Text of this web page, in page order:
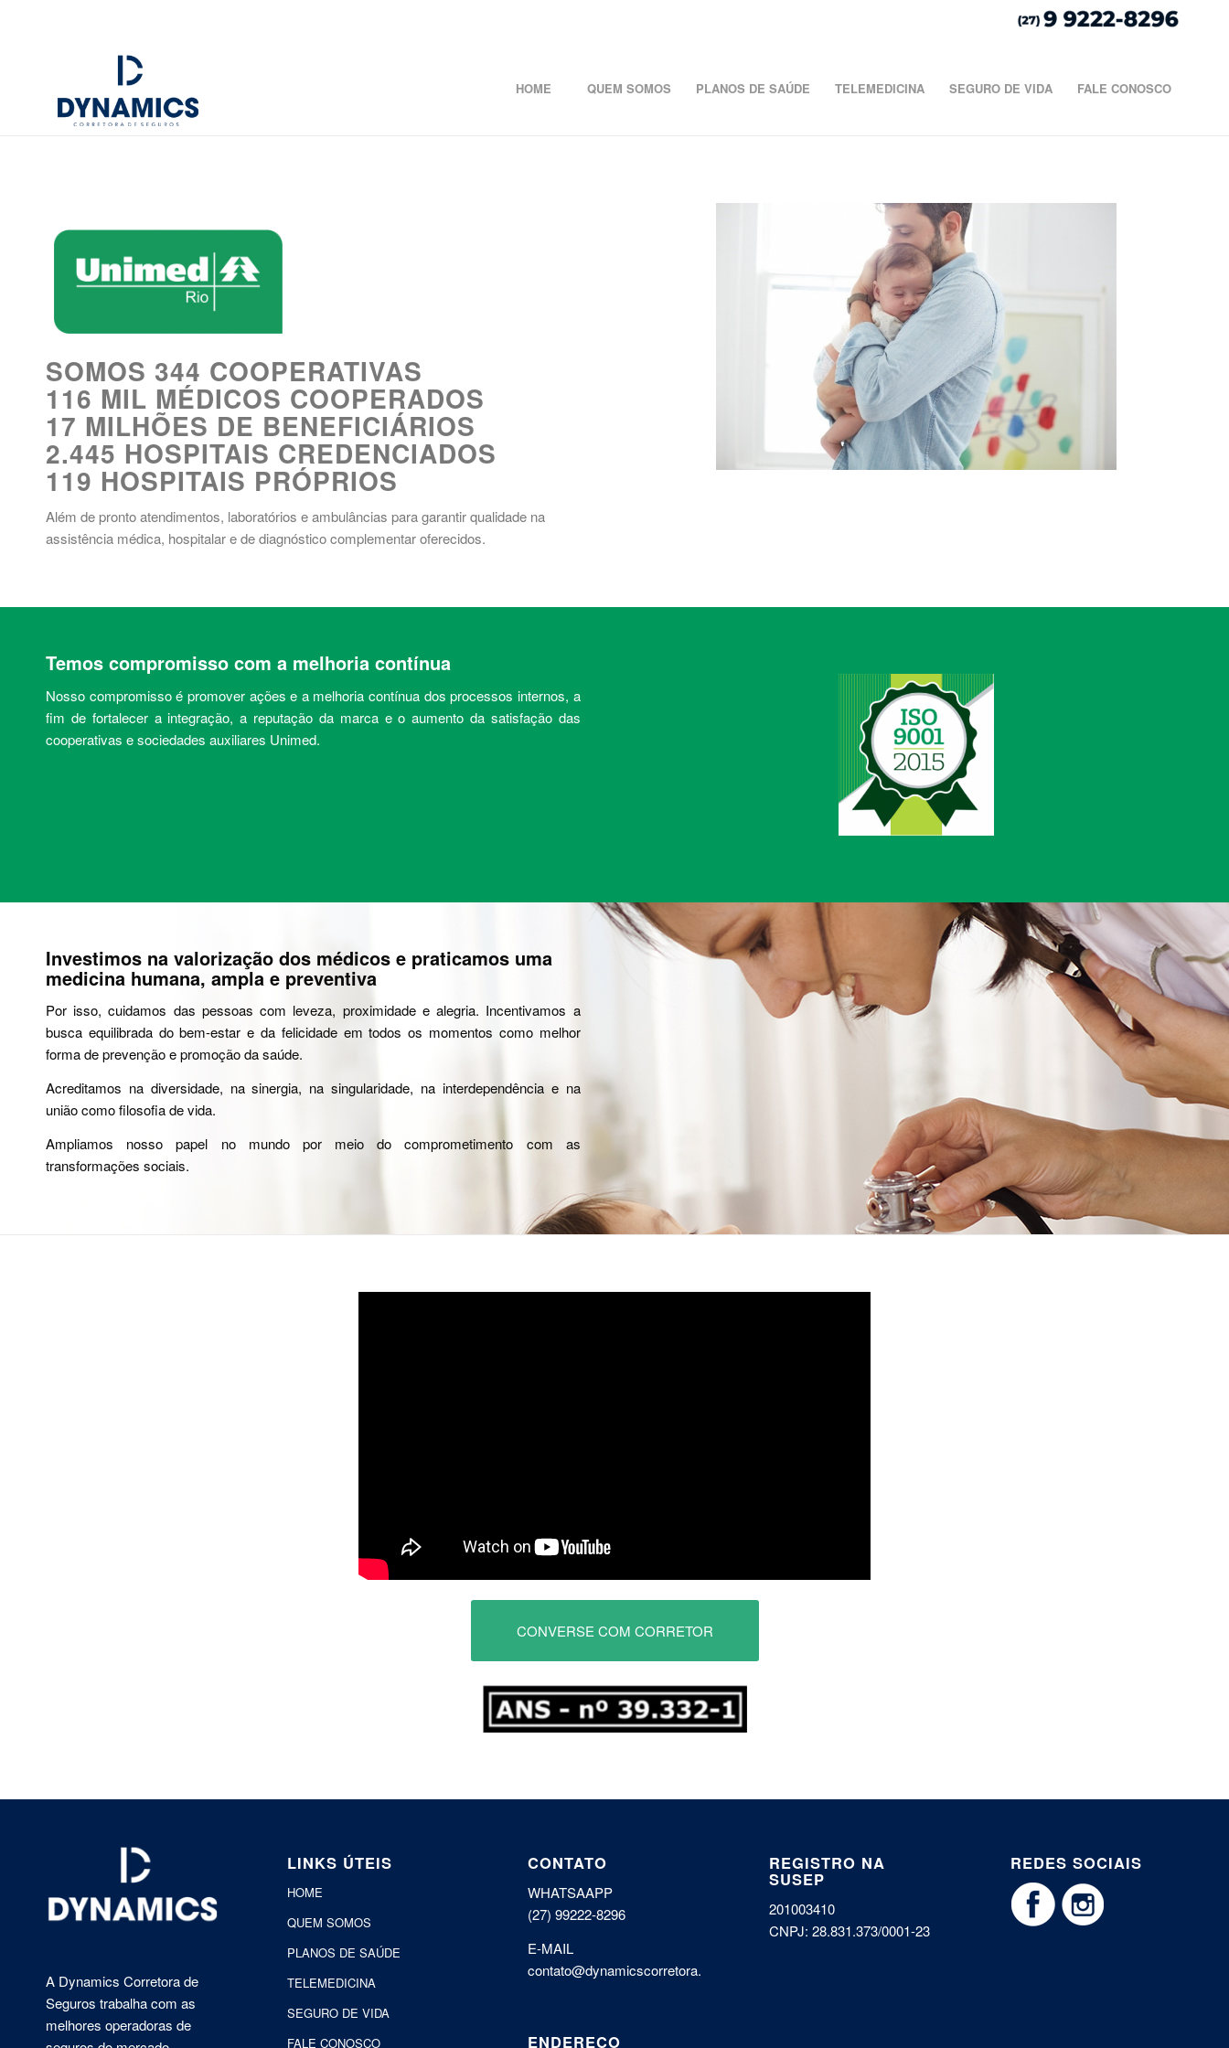
HOME QUEM SOMOS PLANOS DE SAÚDE TELEMEDICINA SEGURO DE VIDA FALE CONOSCO
SOMOS 344 COOPERATIVAS
116 MIL MÉDICOS COOPERADOS
17 MILHÕES DE BENEFICIÁRIOS
2.445 HOSPITAIS CREDENCIADOS
119 HOSPITAIS PRÓPRIOS
Além de pronto atendimentos, laboratórios e ambulâncias para garantir qualidade na
assistência médica, hospitalar e de diagnóstico complementar oferecidos.
Temos compromisso com a melhoria contínua
Nosso compromisso é promover ações e a melhoria contínua dos processos internos, a
fim de fortalecer a integração, a reputação da marca e o aumento da satisfação das
cooperativas e sociedades auxiliares Unimed.
Investimos na valorização dos médicos e praticamos uma
medicina humana, ampla e preventiva
Por isso, cuidamos das pessoas com leveza, proximidade e alegria. Incentivamos a
busca equilibrada do bem-estar e da felicidade em todos os momentos como melhor
forma de prevenção e promoção da saúde.
Acreditamos na diversidade, na sinergia, na singularidade, na interdependência e na
união como filosofia de vida.
Ampliamos nosso papel no mundo por meio do comprometimento com as
transformações sociais.
CONVERSE COM CORRETOR
A Dynamics Corretora de
Seguros trabalha com as
melhores operadoras de
LINKS ÚTEIS
HOME
QUEM SOMOS
PLANOS DE SAÚDE
TELEMEDICINA
SEGURO DE VIDA
FALE CONOSCO
CONTATO
WHATSAAPP
(27) 99222-8296
E-MAIL
contato@dynamicscorretora.com.br
ENDEREÇO
REGISTRO NA
SUSEP
201003410
CNPJ: 28.831.373/0001-23
REDES SOCIAIS